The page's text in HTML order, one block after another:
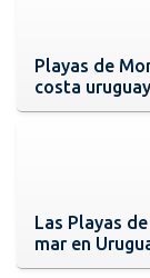
Playas de
costa
Las Playas
mar en